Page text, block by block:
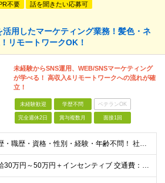
不要 話を聞きたい応募可
用したマーケティング業務！髪色・ネ
リモートワークOK！
未経験からSNS運用、WEB/SNSマーケティング
が学べる！ 高収入&リモートワークへの流れが確
立！
未経験歓迎 学歴不問 ベテランOK
完全週休2日 賞与複数月 面接1回
学歴・職歴・資格・性別・経験・年齢不問！ 社会人経験ゼロ、昼職経験ゼロでもご安心ください♪ 〈年功序列の完全撤廃〉 学歴、職歴、資格、経験など関係なく 頑張った分だけ正当に評価される。 だから昇格
月給30万円～50万円＋インセンティブ 交通費：全額支給 ※試用期間3ヶ月間は契約社員で月給25万円 ※研修先は、面談時にご相談させていただきます ☆昇給・昇格有 ☆インセンティブ有